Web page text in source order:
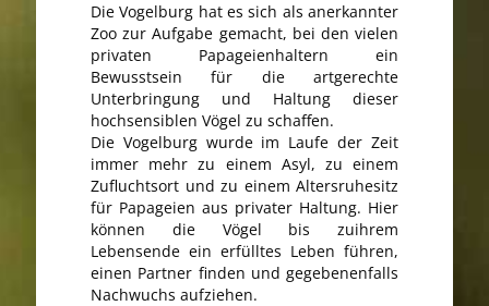
Die Vogelburg hat es sich als anerkannter
Zoo zur Aufgabe gemacht, bei den vielen
privaten Papageienhaltern ein
Bewusstsein für die artgerechte
Unterbringung und Haltung dieser
hochsensiblen Vögel zu schaffen.
Die Vogelburg wurde im Laufe der Zeit
immer mehr zu einem Asyl, zu einem
Zufluchtsort und zu einem Altersruhesitz
für Papageien aus privater Haltung. Hier
können die Vögel bis zuihrem
Lebensende ein erfülltes Leben führen,
einen Partner finden und gegebenenfalls
Nachwuchs aufziehen.